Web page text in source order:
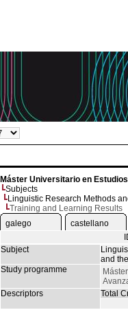
Máster Universitario en
Subjects
Linguistic Research Methods
Training and Learning Results
galego
castellano
Subject
and
Study programme
Descriptors
Total